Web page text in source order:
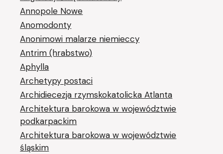
Annopole Nowe
Anomodonty
Anonimowi malarze niemieccy
Antrim (hrabstwo)
Aphylla
Archetypy postaci
Archidiecezja rzymskokatolicka Atlanta
Architektura barokowa w województwie
podkarpackim
Architektura barokowa w województwie
śląskim